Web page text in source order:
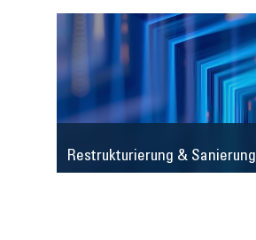
Restrukturierung & Sanierung